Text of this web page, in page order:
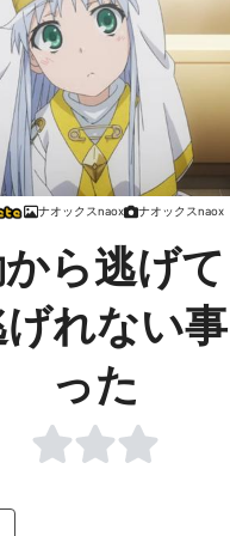
ナオックスnaox ナオックスnaox
ら逃げ
れない
った